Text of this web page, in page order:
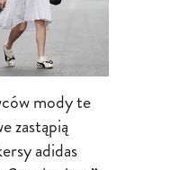
mody te
zastąpią
adidas